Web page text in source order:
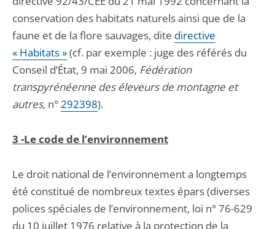
conservation des habitats naturels ainsi que de la
faune et de la flore sauvages, dite directive
« Habitats »(cf. par exemple : juge des référés du
Conseil d’État, 9 mai 2006, Fédération
transpyrénéenne des éleveurs de montagne et
autres, n°292398).
3 -Le code de l’environnement
Le droit national de l’environnement a longtemps
été constitué de nombreux textes épars (diverses
polices spéciales de l’environnement, loi n° 76-629
du 10 juillet 1976 relative à la protection de la